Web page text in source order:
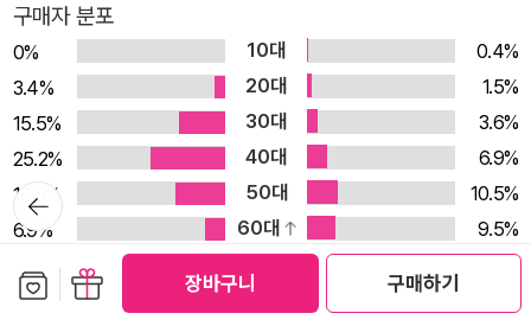
장바구니 구매하기
소로, 찰스 디킨스, 에밀리 브론테, 마크 트웨인, 조지 엘리엇, E.
M. 포스터, 버지니아 울프 등 17세기 중엽부터 20세기 초까지 활
동한 문호들의 '걷기'를 주제로 한 글을 담은 앤솔러지다. 시, 에세
이, 소설 등 서른네 명의 세계적인 작가가 길 위에서 써내려간 사
유와 감성의 문장들이 한 권 안에 빼곡히 담겼다. 독자들은 이 책
에서 너무 빠르게 흘러가는 세상을 생각의 속도로 유유히 산책하
며, 자기만의 속도로 인생을 걷는 법을 만나게 될 것이다. 꾸준하
게 땅을 밟고 나아가면서 지적인 균형감을 유지하는 감각 한 권에
서 만나는 《고백록》, 《오만과 편견》, 《전망 좋은 방》 ‘걷기의 말
구매자 분포
0% 10대
0.4%
3.4%
20대
1.5%
15.5%
30대
3.6%
25.2%
40대
6.9%
16.6%
50대
10.5%
6.9%
60대
9.5%
여성
남성
뒤로가
기